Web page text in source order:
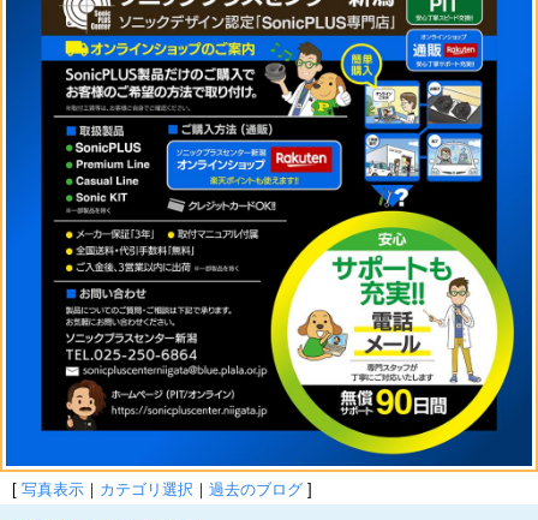
[ 写真表示 ｜ カテゴリ選択 ｜ 過去のブログ ]